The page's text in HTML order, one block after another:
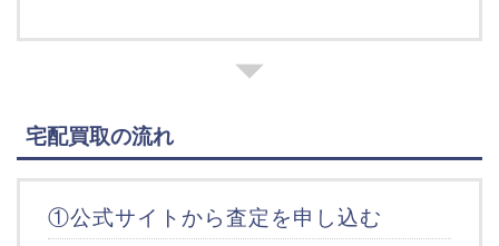
宅配買取の流れ
①公式サイトから査定を申し込む